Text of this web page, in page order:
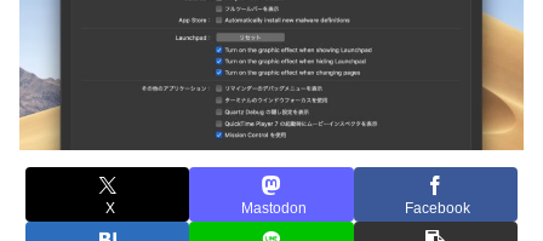
X Mastodon Facebook